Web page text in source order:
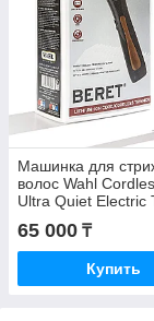
Машинка для
волос Wahl
Ultra Quiet Electric
черно-коричневый
65 000 ₸
Купить